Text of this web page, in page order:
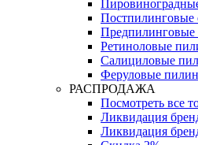
Постпилинговые
Предпилинговые
Ретиноловые
Салициловые
Феруловые
РАСПРОДАЖА
Посмотреть все
Ликвидация
Ликвидация